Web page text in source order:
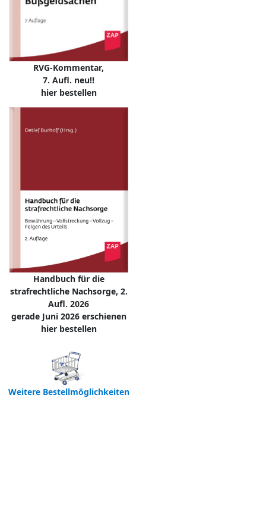
RVG-Kommentar,
7. Aufl. neu!!
hier bestellen
Handbuch für die
strafrechtliche Nachsorge, 2.
Aufl. 2026
gerade Juni 2026 erschienen
hier bestellen
Weitere Bestellmöglichkeiten